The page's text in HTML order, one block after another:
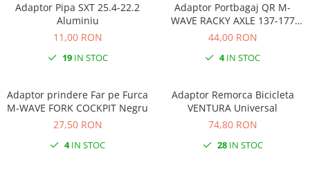
Jante
Angrenaje
Ureche cadru
Cuvete
Monobloc
Adaptor Pipa SXT 25.4-22.2
Aluminiu
11,00 RON
19IN STOC
Adaptor Portbagaj QR M-
WAVE RACKY AXLE 137-177
mm
44,00 RON
4IN STOC
Adaptor prindere Far pe Furca
M-WAVE FORK COCKPIT Negru
27,50 RON
4IN STOC
Adaptor Remorca Bicicleta
VENTURA Universal
74,80 RON
28IN STOC